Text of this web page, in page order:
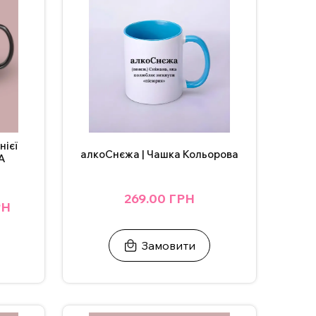
алкоСнєжа | Чашка Кольорова
269.00 ГРН
Замовити